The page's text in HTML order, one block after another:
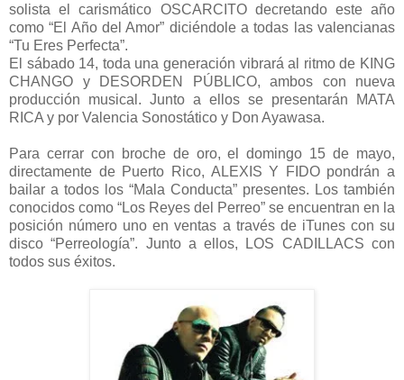
solista el carismático OSCARCITO decretando este año
como “El Año del Amor” diciéndole a todas las valencianas
“Tu Eres Perfecta”.
El sábado 14, toda una generación vibrará al ritmo de KING
CHANGO y DESORDEN PÚBLICO, ambos con nueva
producción musical. Junto a ellos se presentarán MATA
RICA y por Valencia Sonostático y Don Ayawasa.
Para cerrar con broche de oro, el domingo 15 de mayo,
directamente de Puerto Rico, ALEXIS Y FIDO pondrán a
bailar a todos los “Mala Conducta” presentes. Los también
conocidos como “Los Reyes del Perreo” se encuentran en la
posición número uno en ventas a través de iTunes con su
disco “Perreología”. Junto a ellos, LOS CADILLACS con
todos sus éxitos.